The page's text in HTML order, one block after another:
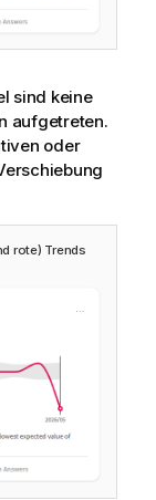
sind keine
aufgetreten.
oder
rote) Trends